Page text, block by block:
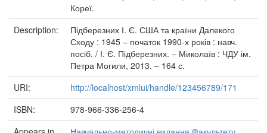
Кореї.
Description:
Підберезних І. Є. США та країни Далекого
Сходу : 1945 – початок 1990-х років : навч.
посіб. / І. Є. Підберезних. – Миколаїв : ЧДУ ім.
Петра Могили, 2013. – 164 с.
URI:
http://localhost/xmlui/handle/123456789/171
ISBN:
978-966-336-256-4